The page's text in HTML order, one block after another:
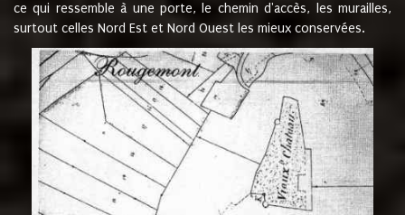
ce qui ressemble à une porte, le chemin d'accès, les murailles,
surtout celles Nord Est et Nord Ouest les mieux conservées.